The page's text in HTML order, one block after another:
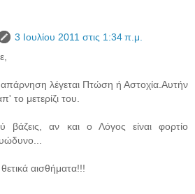
3 Ιουλίου 2011 στις 1:34 π.μ.
λέγεται Πτώση ή Αστοχία.Αυτήν
το μετερίζι του.
βάζεις, αν και ο Λόγος είναι φορτίο
αισθήματα!!!